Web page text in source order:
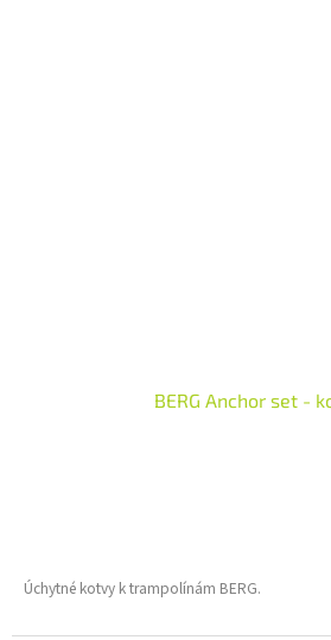
BERG Anchor set -
Úchytné kotvy k trampolínám BERG.